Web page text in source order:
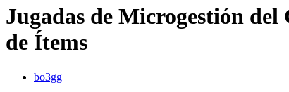
Jugadas de Microgestión
de Ítems
bo3gg